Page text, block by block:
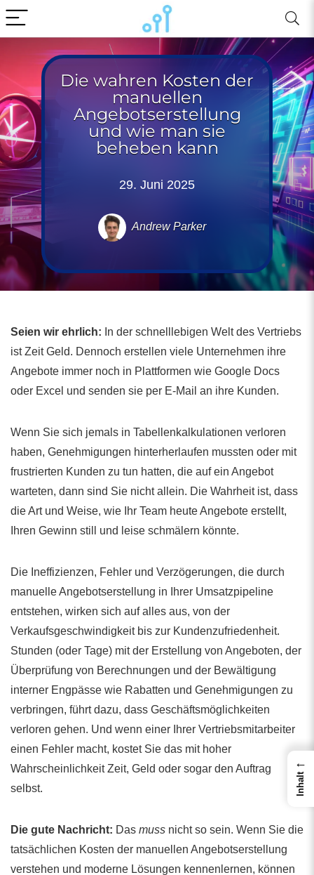
Die wahren Kosten der
manuellen
Angebotserstellung
und wie man sie
beheben kann
29. Juni 2025
Andrew Parker
Seien wir ehrlich: In der schnelllebigen Welt des Vertriebs
ist Zeit Geld. Dennoch erstellen viele Unternehmen ihre
Angebote immer noch in Plattformen wie Google Docs
oder Excel und senden sie per E-Mail an ihre Kunden.
Wenn Sie sich jemals in Tabellenkalkulationen verloren
haben, Genehmigungen hinterherlaufen mussten oder mit
frustrierten Kunden zu tun hatten, die auf ein Angebot
warteten, dann sind Sie nicht allein. Die Wahrheit ist, dass
die Art und Weise, wie Ihr Team heute Angebote erstellt,
Ihren Gewinn still und leise schmälern könnte.
Die Ineffizienzen, Fehler und Verzögerungen, die durch
manuelle Angebotserstellung in Ihrer Umsatzpipeline
entstehen, wirken sich auf alles aus, von der
Verkaufsgeschwindigkeit bis zur Kundenzufriedenheit.
Stunden (oder Tage) mit der Erstellung von Angeboten, der
Überprüfung von Berechnungen und der Bewältigung
interner Engpässe wie Rabatten und Genehmigungen zu
verbringen, führt dazu, dass Geschäftsmöglichkeiten
verloren gehen. Und wenn einer Ihrer Vertriebsmitarbeiter
einen Fehler macht, kostet Sie das mit hoher
Wahrscheinlichkeit Zeit, Geld oder sogar den Auftrag
selbst.
Die gute Nachricht: Das muss nicht so sein. Wenn Sie die
tatsächlichen Kosten der manuellen Angebotserstellung
verstehen und moderne Lösungen kennenlernen, können
←
Inhalt